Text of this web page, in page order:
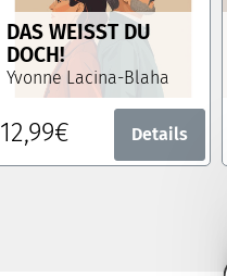
DAS WEISST DU
DOCH!
Yvonne Lacina-Blaha
12,99€ Details